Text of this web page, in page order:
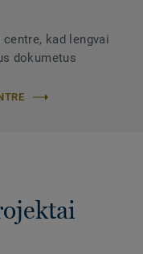
kad lengvai
dokumetus